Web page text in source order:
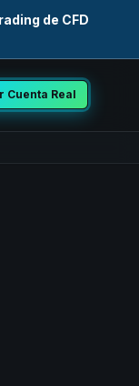
de CFD
Cuenta Real